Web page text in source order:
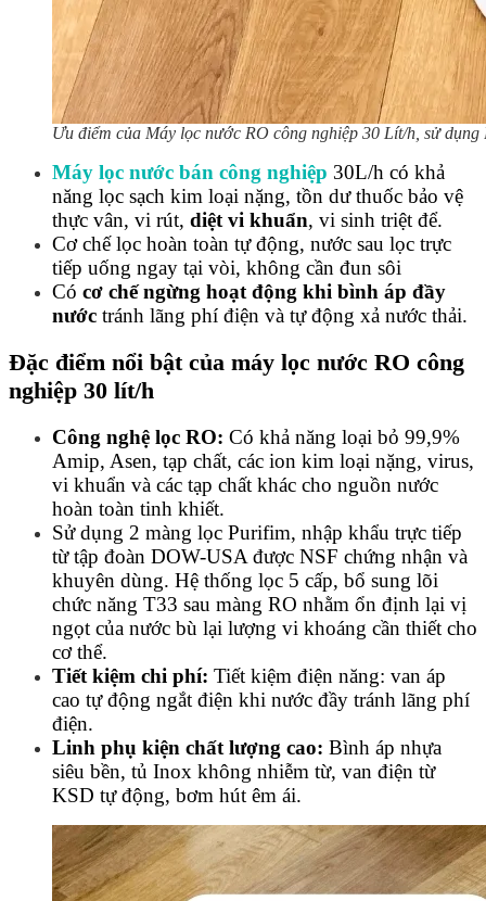
Ưu điểm của Máy lọc nước RO công nghiệp 30 Lít/h, sử
Máy lọc nước bán công nghiệp 30L/h có khả
năng lọc sạch kim loại nặng, tồn dư thuốc bảo vệ
thực vân, vi rút, diệt vi khuẩn, vi sinh triệt để.
Cơ chế lọc hoàn toàn tự động, nước sau lọc trực
tiếp uống ngay tại vòi, không cần đun sôi
Có cơ chế ngừng hoạt động khi bình áp đầy
nước tránh lãng phí điện và tự động xả nước thải.
Đặc điểm nổi bật của máy lọc nước RO công
nghiệp 30 lít/h
Công nghệ lọc RO: Có khả năng loại bỏ 99,9%
Amip, Asen, tạp chất, các ion kim loại nặng, virus,
vi khuẩn và các tạp chất khác cho nguồn nước
hoàn toàn tinh khiết.
Sử dụng 2 màng lọc Purifim, nhập khẩu trực tiếp
từ tập đoàn DOW-USA được NSF chứng nhận và
khuyên dùng. Hệ thống lọc 5 cấp, bổ sung lõi
chức năng T33 sau màng RO nhằm ổn định lại vị
ngọt của nước bù lại lượng vi khoáng cần thiết cho
cơ thể.
Tiết kiệm chi phí: Tiết kiệm điện năng: van áp
cao tự động ngắt điện khi nước đầy tránh lãng phí
điện.
Linh phụ kiện chất lượng cao: Bình áp nhựa
siêu bền, tủ Inox không nhiễm từ, van điện từ
KSD tự động, bơm hút êm ái.